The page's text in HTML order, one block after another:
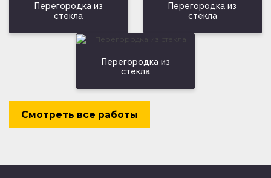
Перегородка из
стекла
Перегородка из
стекла
Перегородка из
стекла
Смотреть все работы